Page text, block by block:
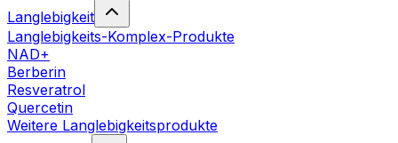
Langlebigkeit
Langlebigkeits-Komplex-Produkte
NAD+
Berberin
Resveratrol
Quercetin
Weitere Langlebigkeitsprodukte